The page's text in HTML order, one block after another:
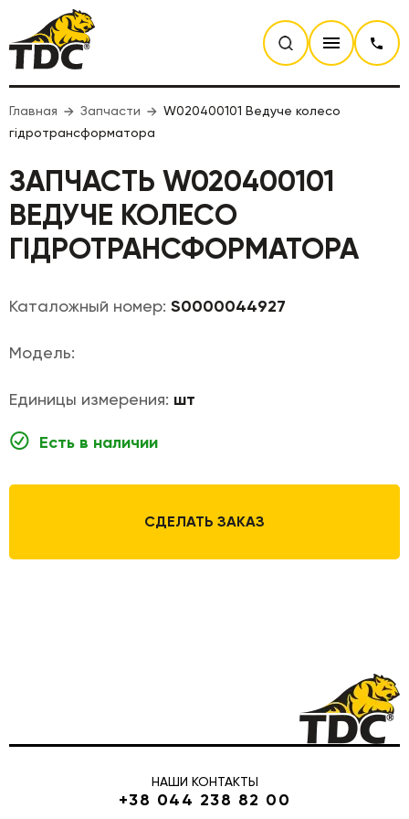
Главная Запчасти
W020400101 Ведуче колесо
гідротрансформатора
ЗАПЧАСТЬ W020400101
ВЕДУЧЕ КОЛЕСО
ГІДРОТРАНСФОРМАТОРА
Каталожный номер: S0000044927
Модель:
Единицы измерения: шт
Есть в наличии
СДЕЛАТЬ ЗАКАЗ
НАШИ КОНТАКТЫ
+38 044 238 82 00